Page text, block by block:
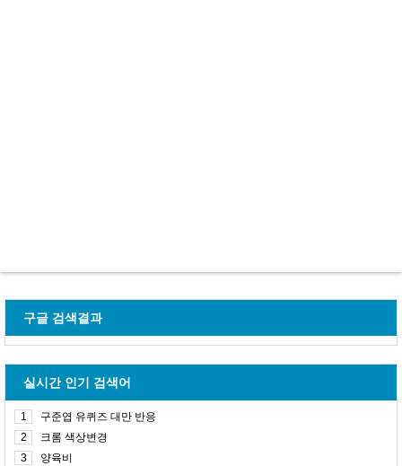
구글 검색결과
실시간 인기 검색어
1
구준엽 유퀴즈 대만 반응
2
크롬 색상변경
3
양육비